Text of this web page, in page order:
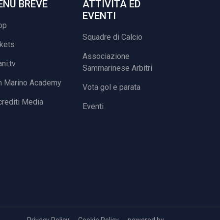
BREVE
Marino Academy
Media
ATTIVITÀ ED
EVENTI
Squadre di Calcio
Associazione
Sammarinese Arbitri
Vota gol e parata
Eventi